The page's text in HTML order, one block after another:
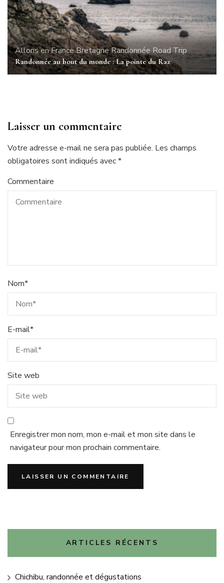
Allons en FranceBretagneRandonnéeRoad Trip
Randonnée au bout du monde : La pointe du Raz
Laisser un commentaire
Votre adresse e-mail ne sera pas publiée. Les champs
obligatoires sont indiqués avec*
Commentaire
Nom*
E-mail*
Site web
Enregistrer mon nom, mon e-mail et mon site dans le
navigateur pour mon prochain commentaire.
ARTICLES RÉCENTS
Chichibu, randonnée et dégustations